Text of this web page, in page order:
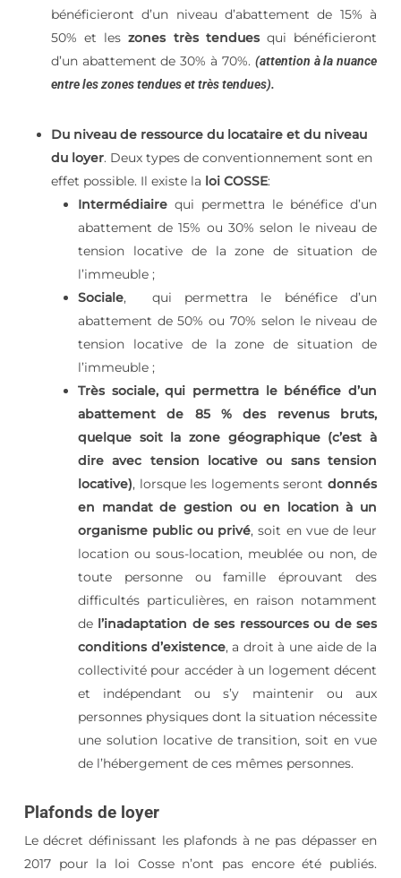
bénéficieront d’un niveau d’abattement de 15% à
50% et les zones très tenduesqui bénéficieront
d’un abattement de 30% à 70%. (attention à la nuance
entre les zones tendues et très tendues).
Du niveau de ressource du locataire et du niveau
du loyer. Deux types de conventionnement sont en
effet possible. Il existe la loi COSSE:
Intermédiairequi permettra le bénéfice d’un
abattement de 15% ou 30% selon le niveau de
tension locative de la zone de situation de
l’immeuble ;
Sociale, qui permettra le bénéfice d’un
abattement de 50% ou 70% selon le niveau de
tension locative de la zone de situation de
l’immeuble ;
Très sociale, qui permettra le bénéfice d’un
abattement de 85 % des revenus bruts,
quelque soit la zone géographique (c’est à
dire avec tension locative ou sans tension
locative), lorsque les logements serontdonnés
en mandat de gestion ou en location à un
organisme public ou privé, soit en vue de leur
location ou sous-location, meublée ou non, de
toute personne ou famille éprouvant des
difficultés particulières, en raison notamment
de l’inadaptation de ses ressources ou de ses
conditions d’existence, a droit à une aide de la
collectivité pour accéder à un logement décent
et indépendant ou s’y maintenir ou aux
personnes physiques dont la situation nécessite
une solution locative de transition, soit en vue
de l’hébergement de ces mêmes personnes.
Plafonds de loyer
Le décret définissant les plafonds à ne pas dépasser en
2017 pour la loi Cosse n’ont pas encore été publiés.